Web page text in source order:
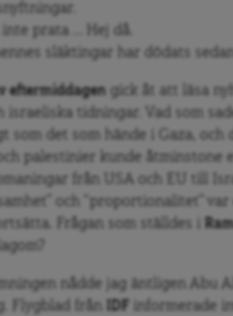
inte prata … Hej då.
släktingar har dödats
eftermiddagen gick åt att läsa
israeliska tidningar. Vad som
som det som hände i Gaza, och
palestinier kunde åtminstone
från USA och EU till
och “proportionalitet”
Frågan som ställdes i
nådde jag äntligen Abu
Flygblad från
IDF informerade